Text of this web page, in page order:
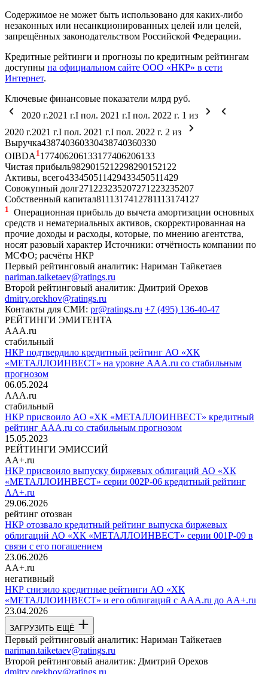
Содержимое не может быть использовано для каких-либо
незаконных или несанкционированных целей или целей,
запрещённых законодательством Российской Федерации.
Кредитные рейтинги и прогнозы по кредитным рейтингам
доступны на официальном сайте ООО «НКР» в сети
Интернет.
Ключевые финансовые показатели млрд руб.
2020 г.2021 г.I пол. 2021 г.I пол. 2022 г. 1 из
2020 г.2021 г.I пол. 2021 г.I пол. 2022 г. 2 из
Выручка438740360330438740360330
OIBDA 1 177406206133177406206133
Чистая прибыль9829015212298290152122
Активы, всего433450511429433450511429
Совокупный долг271 223235207271 223235207
Собственный капитал8111317412781113174127
1
Операционная прибыль до вычета амортизации основных
средств и нематериальных активов, скорректированная на
прочие доходы и расходы, которые, по мнению агентства,
носят разовый характер Источники: отчётность компании по
МСФО; расчёты НКР
Первый рейтинговый аналитик: Нариман Тайкетаев
nariman.taiketaev@ratings.ru
Второй рейтинговый аналитик: Дмитрий Орехов
dmitry.orekhov@ratings.ru
Контакты для СМИ: pr@ratings.ru +7 (495) 136-40-47
РЕЙТИНГИ ЭМИТЕНТА
AAA.ru
стабильный
НКР подтвердило кредитный рейтинг АО «ХК
«МЕТАЛЛОИНВЕСТ» на уровне AAA.ru со стабильным
прогнозом
06.05.2024
AAA.ru
стабильный
НКР присвоило АО «ХК «МЕТАЛЛОИНВЕСТ» кредитный
рейтинг AAA.ru со стабильным прогнозом
15.05.2023
РЕЙТИНГИ ЭМИССИЙ
AA+.ru
НКР присвоило выпуску биржевых облигаций АО «ХК
«МЕТАЛЛОИНВЕСТ» серии 002Р-06 кредитный рейтинг
AA+.ru
29.06.2026
рейтинг отозван
НКР отозвало кредитный рейтинг выпуска биржевых
облигаций АО «ХК «МЕТАЛЛОИНВЕСТ» серии 001Р-09 в
связи с его погашением
23.06.2026
AA+.ru
негативный
НКР снизило кредитные рейтинги АО «ХК
«МЕТАЛЛОИНВЕСТ» и его облигаций с AAA.ru до AA+.ru
23.04.2026
ЗАГРУЗИТЬ ЕЩЁ
Первый рейтинговый аналитик: Нариман Тайкетаев
nariman.taiketaev@ratings.ru
Второй рейтинговый аналитик: Дмитрий Орехов